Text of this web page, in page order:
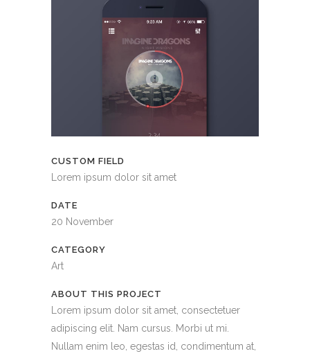
CUSTOM FIELD
Lorem ipsum dolor sit amet
DATE
20 November
CATEGORY
Art
ABOUT THIS PROJECT
Lorem ipsum dolor sit amet, consectetuer
adipiscing elit. Nam cursus. Morbi ut mi.
Nullam enim leo, egestas id, condimentum at,